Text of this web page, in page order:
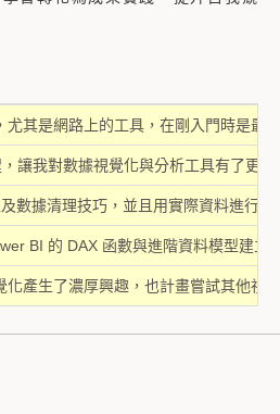
尤其是網路上的工具，在剛入門時是最
讓我對數據視覺化與分析工具有了更
數據清理技巧，並且用實際資料進行
BI 的 DAX 函數與進階資料模型建
化產生了濃厚興趣，也計畫嘗試其他視